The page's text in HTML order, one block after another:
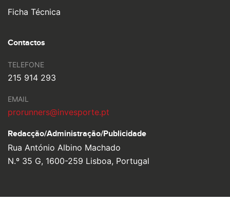
Ficha Técnica
Contactos
TELEFONE
215 914 293
EMAIL
prorunners@invesporte.pt
Redacção/Administração/Publicidade
Rua António Albino Machado
N.º 35 G, 1600-259 Lisboa, Portugal